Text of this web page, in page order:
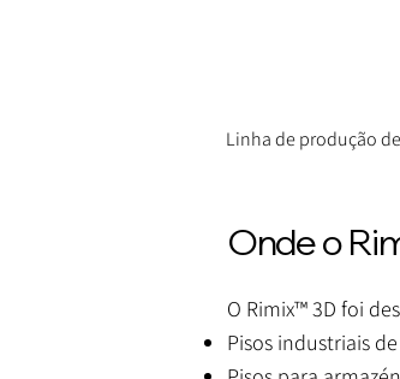
Linha de produção
Onde o
O Rimix™ 3D foi
Pisos industriais